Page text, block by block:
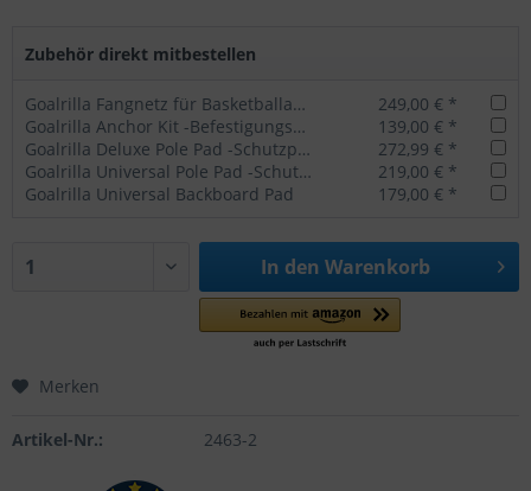
Zubehör direkt mitbestellen
Goalrilla Fangnetz für Basketballanlagen Yard Guard
249,00 € *
Goalrilla Anchor Kit -Befestigungssystem für stationäre Basketballanlagen
139,00 € *
Goalrilla Deluxe Pole Pad -Schutzpolster für Basketballanlagen
272,99 € *
Goalrilla Universal Pole Pad -Schutzpolster für Basketballanlagen
219,00 € *
Goalrilla Universal Backboard Pad
179,00 € *
In den Warenkorb
Merken
Artikel-Nr.: 2463-2